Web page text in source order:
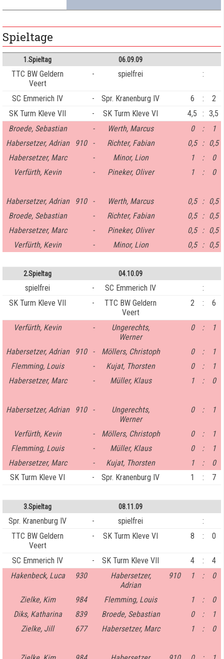
Spieltage
1.Spieltag 06.09.09
TTC BW Geldern
Veert
- spielfrei :
SC Emmerich IV - Spr. Kranenburg IV 6 :
2
SK Turm Kleve VII
- SK Turm Kleve VI 4,5 : 3,5
Broede, Sebastian
- Werth, Marcus 0 :
1
Habersetzer, Adrian
910 - Richter, Fabian 0,5 : 0,5
Habersetzer, Marc
- Minor, Lion 1 :
0
Verfürth, Kevin
- Pineker, Oliver 1 : 0
Habersetzer, Adrian 910 - Werth, Marcus 0,5 : 0,5
Broede, Sebastian
- Richter, Fabian 0,5 : 0,5
Habersetzer, Marc
- Pineker, Oliver 0,5 : 0,5
Verfürth, Kevin
- Minor, Lion 0,5 : 0,5
2.Spieltag 04.10.09
spielfrei - SC Emmerich IV
:
SK Turm Kleve VII
-
TTC BW Geldern
Veert
2 : 6
Verfürth, Kevin -
Ungerechts,
Werner
0 : 1
Habersetzer, Adrian 910 - Möllers, Christoph 0 :
1
Flemming, Louis
- Kujat, Thorsten 0 :
1
Habersetzer, Marc
- Müller, Klaus 1 : 0
Habersetzer, Adrian 910 -
Ungerechts,
Werner
0 : 1
Verfürth, Kevin - Möllers, Christoph 0 :
1
Flemming, Louis
- Müller, Klaus 0 :
1
Habersetzer, Marc
- Kujat, Thorsten 1 :
0
SK Turm Kleve VI
- Spr. Kranenburg IV 1 : 7
3.Spieltag 08.11.09
Spr. Kranenburg IV - spielfrei
:
TTC BW Geldern
Veert
- SK Turm Kleve VI 8 : 0
SC Emmerich IV - SK Turm Kleve VII 4 :
4
Hakenbeck, Luca
930
Habersetzer,
Adrian
910 1 : 0
Zielke, Kim 984 Flemming, Louis 1 :
0
Diks, Katharina
839 Broede, Sebastian 0 :
1
Zielke, Jill
677 Habersetzer, Marc 1 : 0